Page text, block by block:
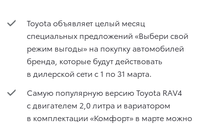
Toyota объявляет целый месяц
специальных предложений «Выбери свой
режим выгоды» на покупку автомобилей
бренда, которые будут действовать
в дилерской сети с 1 по 31 марта.
Самую популярную версию Toyota RAV4
с двигателем 2,0 литра и вариатором
в комплектации «Комфорт» в марте можно